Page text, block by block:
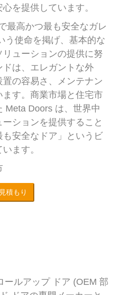
を提供しています。
最高かつ最も安全なガレ
う使命を掲げ、基本的な
ューションの提供に努
は、エレガントな外
の容易さ、メンテナン
す。商業市場と住宅市
Meta Doors は、世界中
ションを提供すること
安全なドア」というビ
ます。
積もり
ールアップ ドア (OEM 部